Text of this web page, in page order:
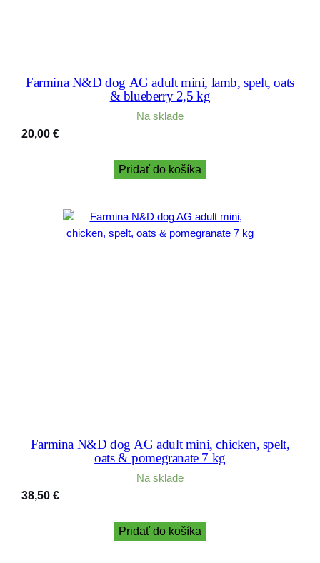
Farmina N&D dog AG adult mini, lamb, spelt, oats
& blueberry 2,5 kg
Na sklade
20,00 €
Pridať do košíka
Farmina N&D dog AG adult mini, chicken, spelt,
oats & pomegranate 7 kg
Na sklade
38,50 €
Pridať do košíka